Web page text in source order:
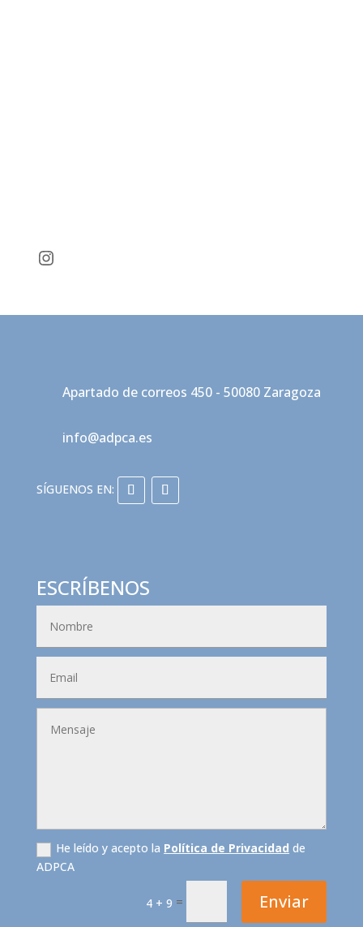
Instagram
Apartado de correos 450 - 50080 Zaragoza
info@adpca.es
ESCRÍBENOS
He leído y acepto la Política de Privacidad de
ADPCA
4 + 9 = Enviar